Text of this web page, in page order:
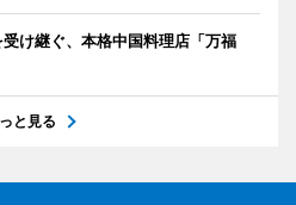
け継ぐ、本格中国料理店「万福
と見る